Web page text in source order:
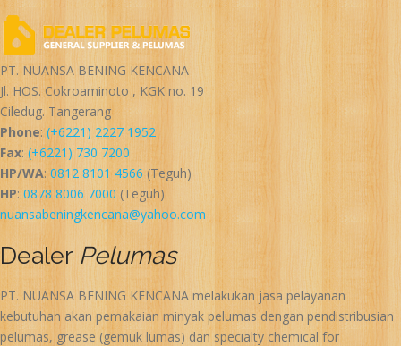
PT. NUANSA BENING KENCANA
Jl. HOS. Cokroaminoto , KGK no. 19
Ciledug. Tangerang
Phone:(+6221) 2227 1952
Fax: (+6221) 730 7200
HP/WA: 0812 8101 4566(Teguh)
HP: 0878 8006 7000 (Teguh)
nuansabeningkencana@yahoo.com
Dealer Pelumas
PT. NUANSA BENING KENCANA melakukan jasa pelayanan
kebutuhan akan pemakaian minyak pelumas dengan pendistribusian
pelumas, grease (gemuk lumas) dan specialty chemical for